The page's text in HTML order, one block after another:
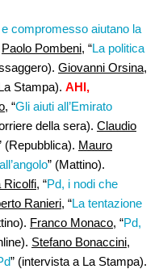
compromesso aiutano la
Paolo Pombeni, “La politica
Giovanni Orsina,
Stampa). AHI,
, “Gli aiuti all’Emirato
della sera). Claudio
(Repubblica). Mauro
” (Mattino).
Ricolfi, “Pd, i nodi che
Ranieri, “La tentazione
Franco Monaco, “Pd,
Stefano Bonaccini,
” (intervista a La Stampa).